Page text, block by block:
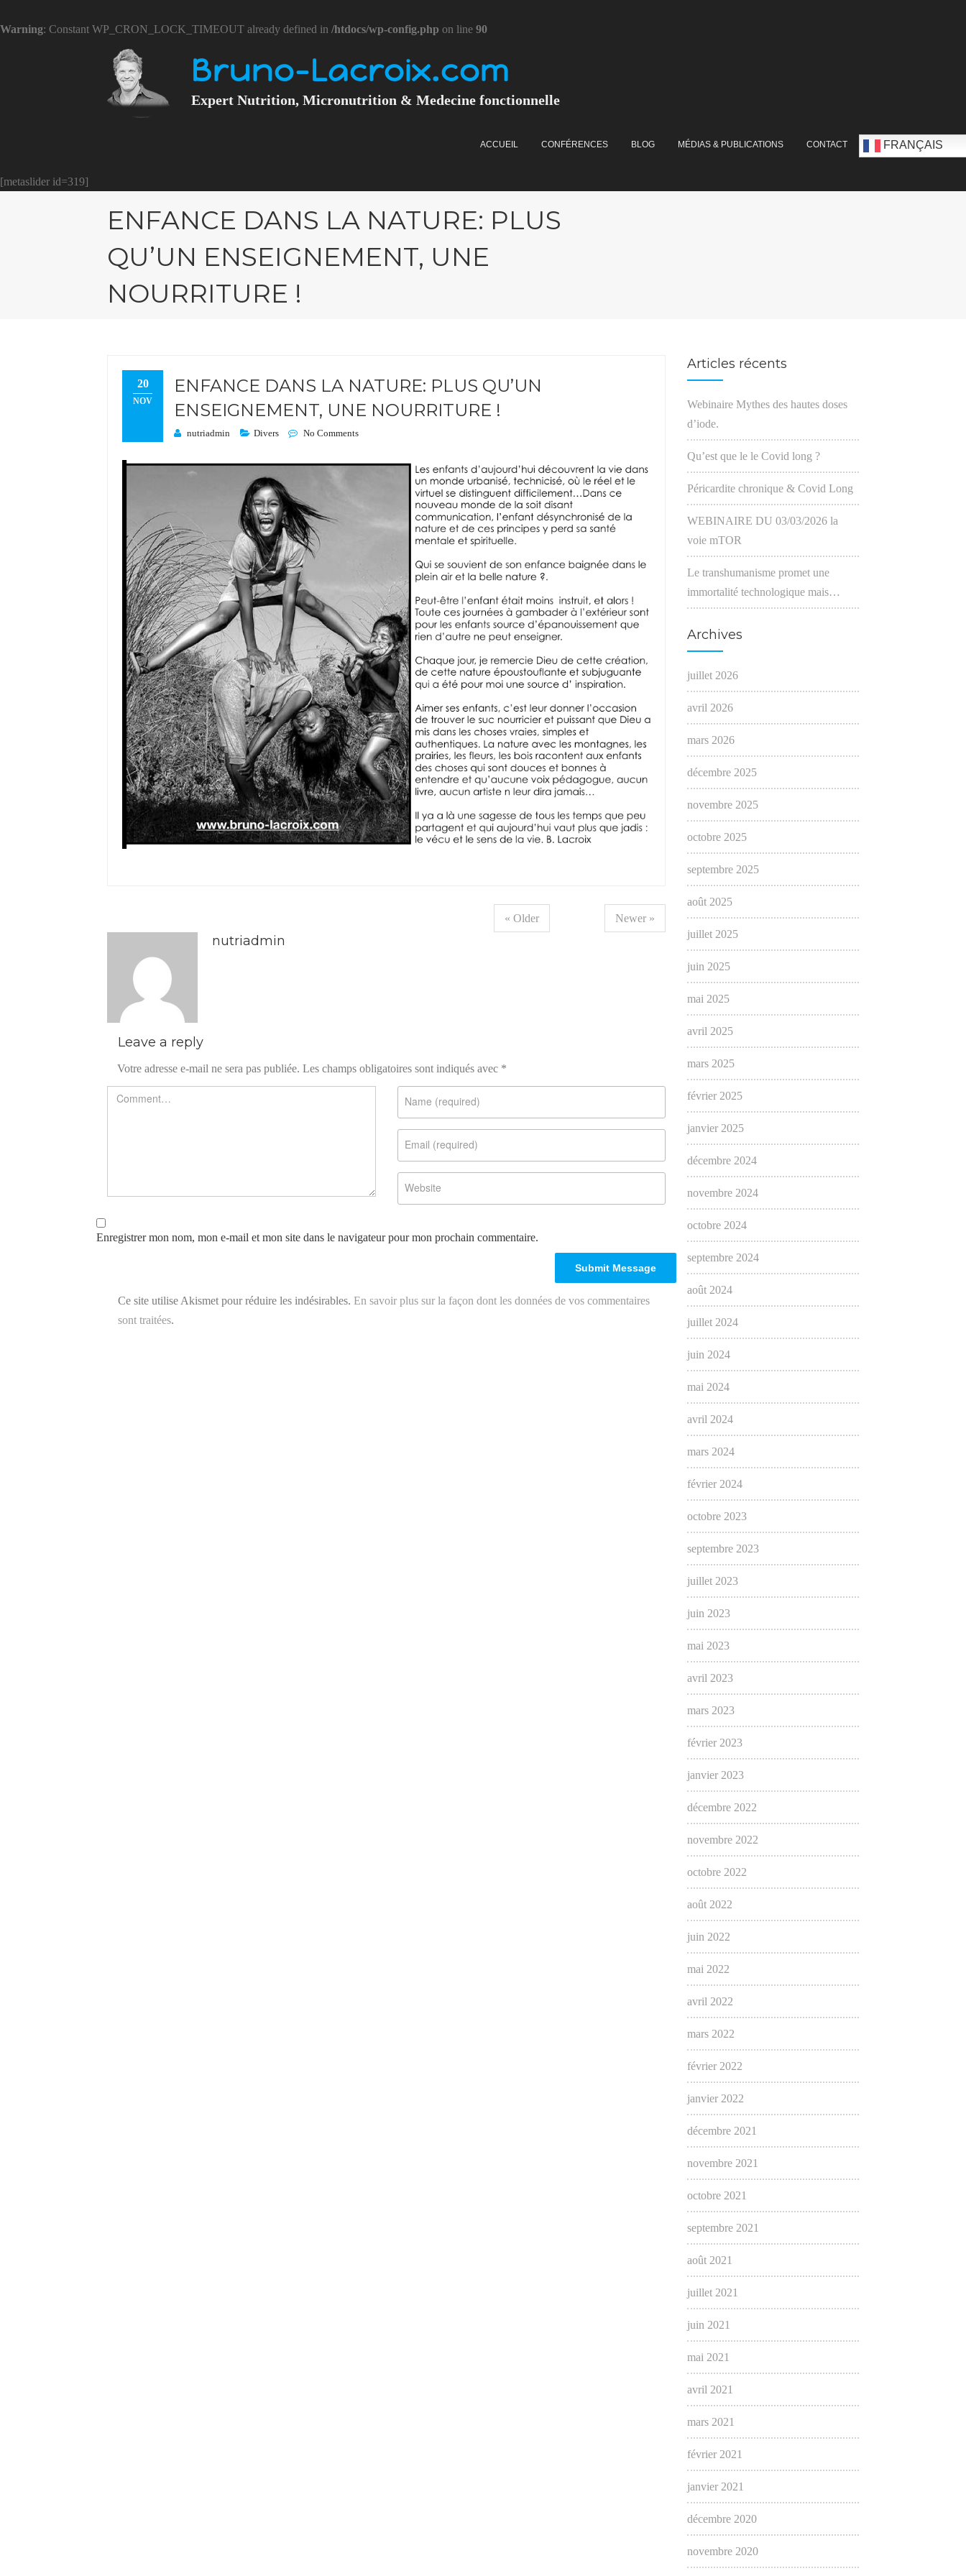
Warning: Constant WP_CRON_LOCK_TIMEOUT already defined in /htdocs/wp-config.php on line 90
Bruno-Lacroix.com
Expert Nutrition, Micronutrition & Medecine fonctionnelle
ACCUEIL CONFÉRENCES BLOG MÉDIAS & PUBLICATIONS CONTACT FRANÇAIS
[metaslider id=319]
ENFANCE DANS LA NATURE: PLUS
QU’UN ENSEIGNEMENT, UNE
NOURRITURE !
20
NOV
ENFANCE DANS LA NATURE: PLUS QU’UN
ENSEIGNEMENT, UNE NOURRITURE !
nutriadmin Divers No Comments
« Older Newer »
nutriadmin
Leave a reply
Votre adresse e-mail ne sera pas publiée. Les champs obligatoires sont indiqués avec *
Enregistrer mon nom, mon e-mail et mon site dans le navigateur pour mon prochain commentaire.
Ce site utilise Akismet pour réduire les indésirables.En savoir plus sur la façon dont les données de vos commentaires
sont traitées.
Articles récents
Webinaire Mythes des hautes doses
d’iode.
Qu’est que le le Covid long ?
Péricardite chronique & Covid Long
WEBINAIRE DU 03/03/2026 la
voie mTOR
Le transhumanisme promet une
immortalité technologique mais…
Archives
juillet 2026
avril 2026
mars 2026
décembre 2025
novembre 2025
octobre 2025
septembre 2025
août 2025
juillet 2025
juin 2025
mai 2025
avril 2025
mars 2025
février 2025
janvier 2025
décembre 2024
novembre 2024
octobre 2024
septembre 2024
août 2024
juillet 2024
juin 2024
mai 2024
avril 2024
mars 2024
février 2024
octobre 2023
septembre 2023
juillet 2023
juin 2023
mai 2023
avril 2023
mars 2023
février 2023
janvier 2023
décembre 2022
novembre 2022
octobre 2022
août 2022
juin 2022
mai 2022
avril 2022
mars 2022
février 2022
janvier 2022
décembre 2021
novembre 2021
octobre 2021
septembre 2021
août 2021
juillet 2021
juin 2021
mai 2021
avril 2021
mars 2021
février 2021
janvier 2021
décembre 2020
novembre 2020